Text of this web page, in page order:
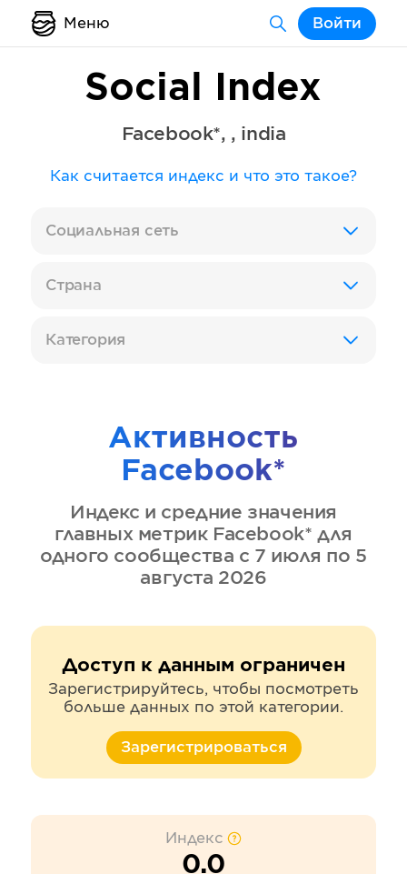
Меню Войти
Social Index
Facebook*, , india
Как считается индекс и что это такое?
Социальная сеть
Страна
Категория
Активность
Facebook*
Индекс и средние значения
главных метрик Facebook* для
одного сообщества с 7 июля по 5
августа 2026
Доступ к данным ограничен
Зарегистрируйтесь, чтобы посмотреть
больше данных по этой категории.
Зарегистрироваться
Индекс
0.0